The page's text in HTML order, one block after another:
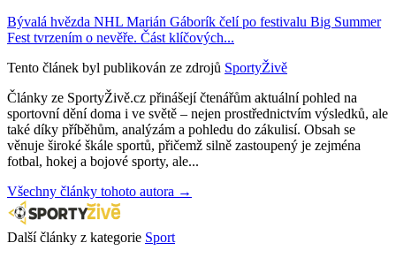
Bývalá hvězda NHL Marián Gáborík čelí po festivalu Big Summer
Fest tvrzením o nevěře. Část klíčových...
Tento článek byl publikován ze zdrojů SportyŽivě
Články ze SportyŽivě.cz přinášejí čtenářům aktuální pohled na
sportovní dění doma i ve světě – nejen prostřednictvím výsledků, ale
také díky příběhům, analýzám a pohledu do zákulisí. Obsah se
věnuje široké škále sportů, přičemž silně zastoupený je zejména
fotbal, hokej a bojové sporty, ale...
Všechny články tohoto autora →
Další články z kategorie Sport